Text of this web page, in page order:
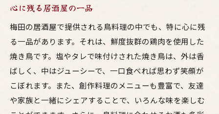
心に残る居酒屋の一品
梅田の居酒屋で提供される鳥料理の中でも、特に心に残
る一品があります。それは、鮮度抜群の鶏肉を使用した
焼き鳥です。塩やタレで味付けされた焼き鳥は、外は香
ばしく、中はジューシーで、一口食べれば思わず笑顔が
こぼれます。また、創作料理のメニューも豊富で、友達
や家族と一緒にシェアすることで、いろんな味を楽しむ